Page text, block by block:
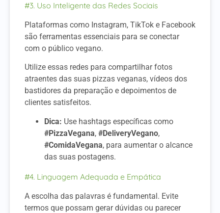
#3. Uso Inteligente das Redes Sociais
Plataformas como Instagram, TikTok e Facebook
são ferramentas essenciais para se conectar
com o público vegano.
Utilize essas redes para compartilhar fotos
atraentes das suas pizzas veganas, vídeos dos
bastidores da preparação e depoimentos de
clientes satisfeitos.
Dica: Use hashtags específicas como
#PizzaVegana, #DeliveryVegano,
#ComidaVegana, para aumentar o alcance
das suas postagens.
#4. Linguagem Adequada e Empática
A escolha das palavras é fundamental. Evite
termos que possam gerar dúvidas ou parecer